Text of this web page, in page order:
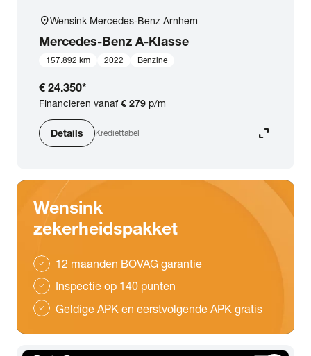
location_onWensink Mercedes-Benz Arnhem
Mercedes-Benz A-Klasse
157.892 km 2022 Benzine
€ 24.350*
Financieren vanaf€ 279 p/m
Details Krediettabel expand_content
Wensink
zekerheidspakket
check 12 maanden BOVAG garantie
check Inspectie op 140 punten
check Geldige APK en eerstvolgende APK gratis